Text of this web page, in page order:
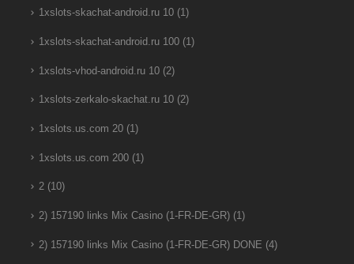
1xslots-skachat-android.ru 10(1)
1xslots-skachat-android.ru 100(1)
1xslots-vhod-android.ru 10(2)
1xslots-zerkalo-skachat.ru 10(2)
1xslots.us.com 20(1)
1xslots.us.com 200(1)
2(10)
2) 157190 links Mix Casino (1-FR-DE-GR)(1)
2) 157190 links Mix Casino (1-FR-DE-GR) DONE (4)